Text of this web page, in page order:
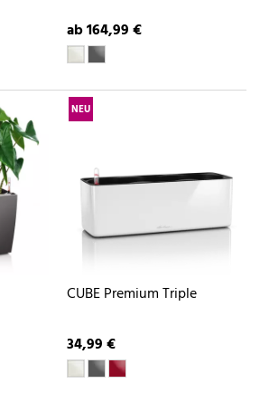
ab 164,99 €
NEU
CUBE Premium Triple
34,99 €